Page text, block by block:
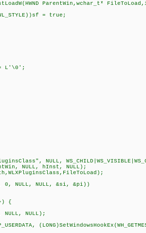
ParentWin,wchar_t*
= true;
L'\0';
NULL,
NULL, hInst, NULL);
0, NULL, NULL, &si, &pi))
{
NULL);